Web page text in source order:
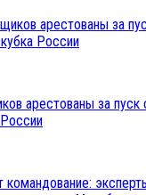
арестованы за пуск